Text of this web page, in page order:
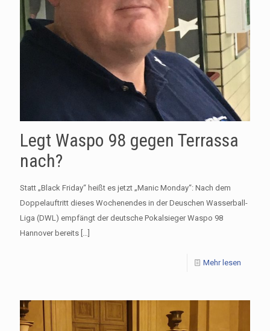
Legt Waspo 98 gegen Terrassa
nach?
Statt „Black Friday“ heißt es jetzt „Manic Monday“: Nach dem
Doppelauftritt dieses Wochenendes in der Deuschen Wasserball-
Liga (DWL) empfängt der deutsche Pokalsieger Waspo 98
Hannover bereits […]
Mehr lesen